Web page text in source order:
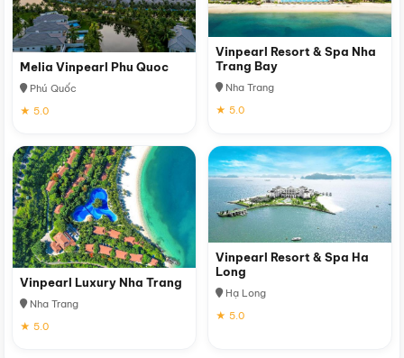
Melia Vinpearl Phu Quoc
Phú Quốc
★ 5.0
Vinpearl Resort & Spa Nha
Trang Bay
Nha Trang
★ 5.0
Vinpearl Luxury Nha Trang
Nha Trang
★ 5.0
Vinpearl Resort & Spa Ha
Long
Hạ Long
★ 5.0